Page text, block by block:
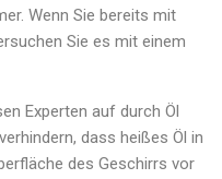
Wenn Sie bereits mit
Sie es mit einem
Experten auf durch Öl
dass heißes Öl in
des Geschirrs vor